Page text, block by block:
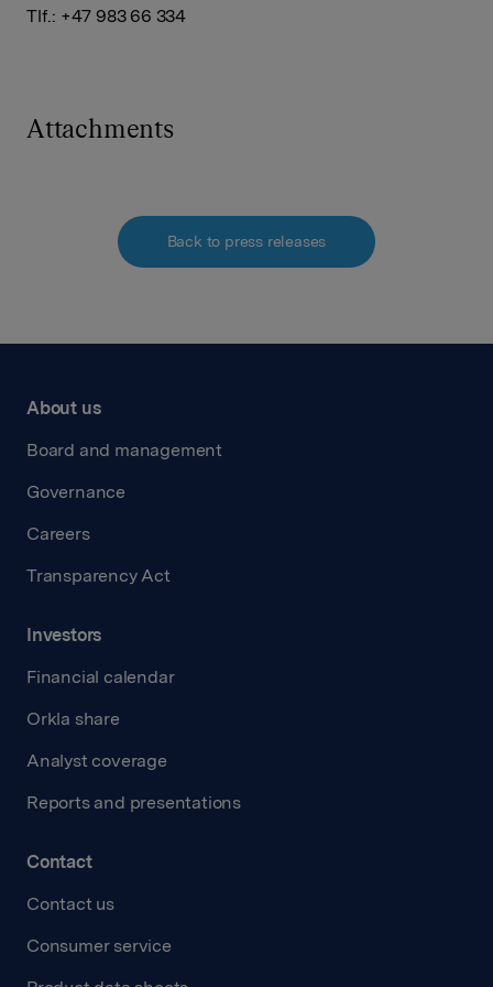
Tlf.: +47 983 66 334
Attachments
Back to press releases
About us
Board and management
Governance
Careers
Transparency Act
Investors
Financial calendar
Orkla share
Analyst coverage
Reports and presentations
Contact
Contact us
Consumer service